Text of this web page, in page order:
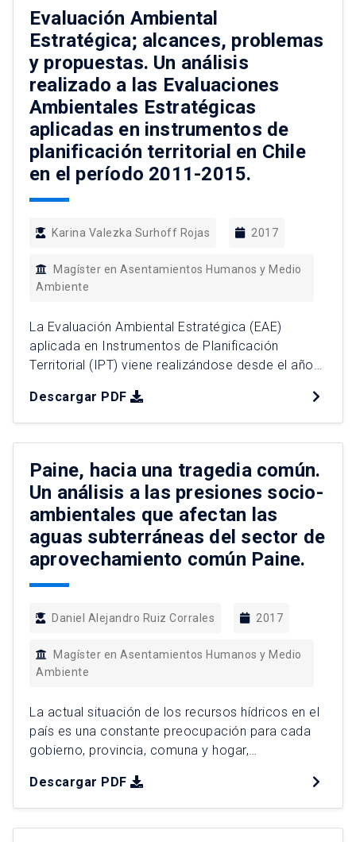
regiones. Con la expedición de la […]
Evaluación Ambiental
Estratégica; alcances, problemas
y propuestas. Un análisis
realizado a las Evaluaciones
Ambientales Estratégicas
aplicadas en instrumentos de
planificación territorial en Chile
en el período 2011-2015.
Karina Valezka Surhoff Rojas 2017
Magíster en Asentamientos Humanos y Medio
Ambiente
La Evaluación Ambiental Estratégica (EAE)
aplicada en Instrumentos de Planificación
Territorial (IPT) viene realizándose desde el año
pública debido a sus beneficios para la sociedad,
incorporando aspectos ambientales, sociales y
económicos desde el inicio de la planificación del
sistema territorial. Su análisis en el país ha sido
[…]
Descargar PDF
Paine, hacia una tragedia común.
Un análisis a las presiones socio-
ambientales que afectan las
aguas subterráneas del sector de
aprovechamiento común Paine.
Daniel Alejandro Ruiz Corrales 2017
Magíster en Asentamientos Humanos y Medio
Ambiente
La actual situación de los recursos hídricos en el
país es una constante preocupación para cada
gobierno, provincia, comuna y hogar,
sequía. Cada vez son menos las ocasiones en
que los fenómenos climáticos hacen olvidar a la
población la fragilidad del sistema hídrico en que
Descargar PDF